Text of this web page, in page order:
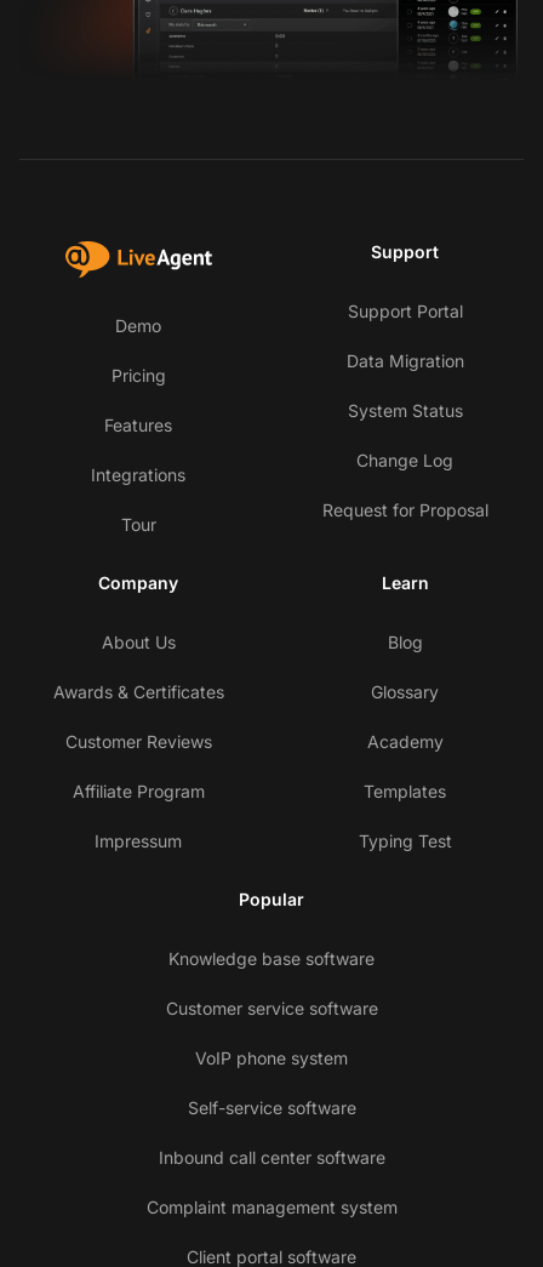
Demo
Pricing
Features
Integrations
Tour
Support
Support Portal
Data Migration
System Status
Change Log
Request for Proposal
Company
About Us
Awards & Certificates
Customer Reviews
Affiliate Program
Impressum
Learn
Blog
Glossary
Academy
Templates
Typing Test
Popular
Knowledge base software
Customer service software
VoIP phone system
Self-service software
Inbound call center software
Complaint management system
Client portal software